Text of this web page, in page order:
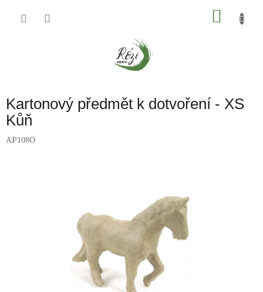
Kartonový předmět k dotvoření - XS
Kůň
AP108O